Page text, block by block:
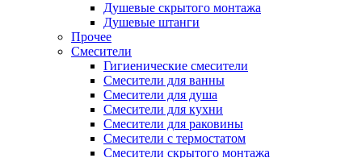
Душевые скрытого монтажа
Душевые штанги
Прочее
Смесители
Гигиенические смесители
Смесители для ванны
Смесители для душа
Смесители для кухни
Смесители для раковины
Смесители с термостатом
Смесители скрытого монтажа